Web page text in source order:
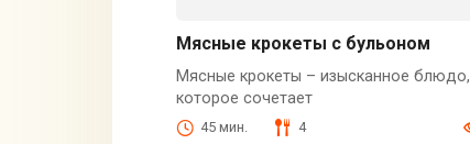
Мясные крокеты с бульоном
Мясные крокеты – изысканное блюдо,
которое сочетает
45 мин. 4